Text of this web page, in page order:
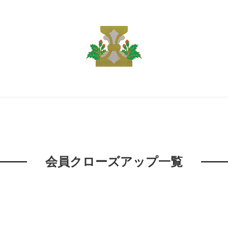
会員クローズアップ一覧